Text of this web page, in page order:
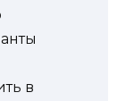
в